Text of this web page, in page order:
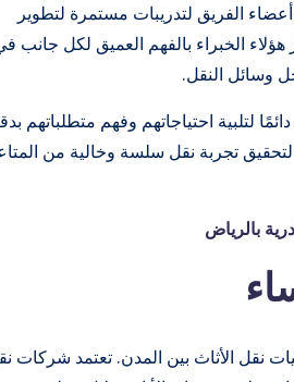
الفريق لتدريبات مستمرة لتطوير
الخبراء بالفهم العميق لكل جانب
وسائل النقل.
لتلبية احتياجاتهم وفهم متطلباتهم
لتحقيق تجربة نقل سلسة وخالية من
بالرياض
نقل الأثاث بين المدن. تعتمد شركات